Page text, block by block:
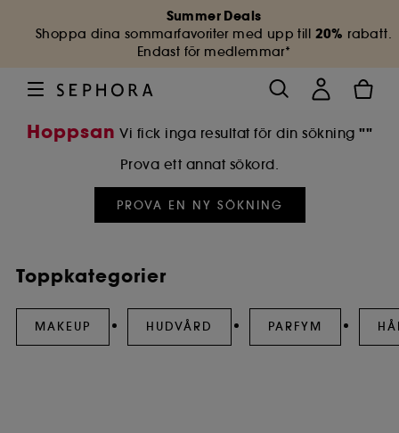
Summer Deals
Shoppa dina sommarfavoriter med upp till 20% rabatt.
Endast för medlemmar*
Hoppsan Vi fick inga resultat för din sökning""
Prova ett annat sökord.
PROVA EN NY SÖKNING
Toppkategorier
MAKEUP HUDVÅRD PARFYM